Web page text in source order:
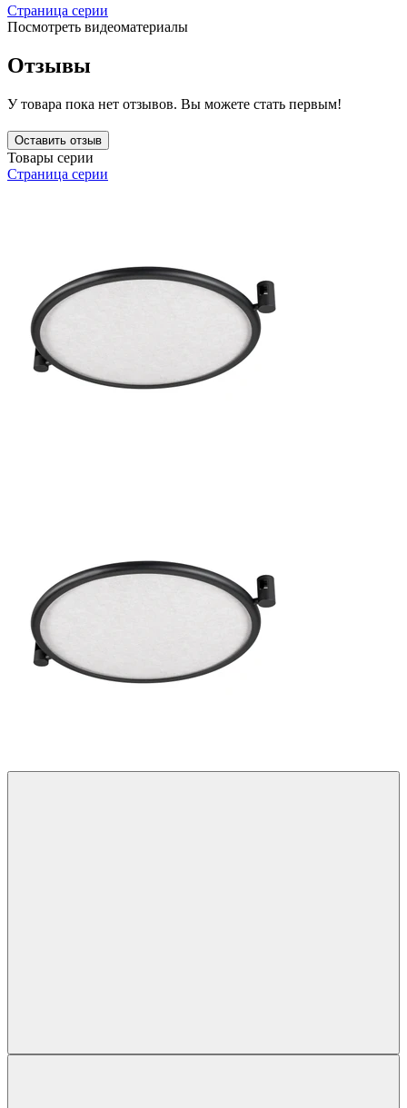
Страница серии
Посмотреть видеоматериалы
Отзывы
У товара пока нет отзывов. Вы можете стать первым!
Оставить отзыв
Товары серии
Страница серии